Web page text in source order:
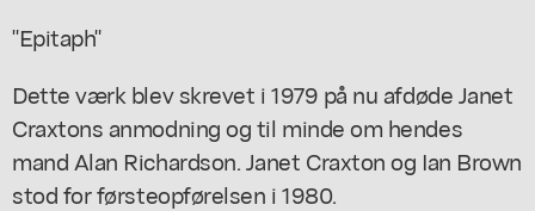
"Epitaph"
Dette værk blev skrevet i 1979 på nu afdøde Janet
Craxtons anmodning og til minde om hendes
mand Alan Richardson. Janet Craxton og Ian Brown
stod for førsteopførelsen i 1980.